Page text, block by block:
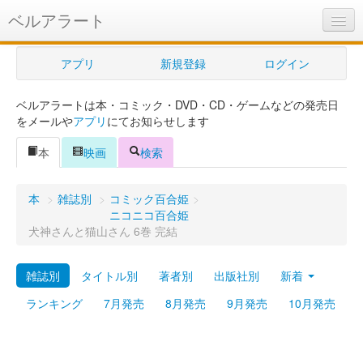
ベルアラート
ベルアラートとは
ヘルプ
新規登録
ログイン
プレミアム
アプリ 新規登録 ログイン
ベルアラートは本・コミック・DVD・CD・ゲームなどの発売日
をメールやアプリ にてお知らせします
本
映画 検索
本 > 雑誌別 > コミック百合姫
ニコニコ百合姫
>
犬神さんと猫山さん 6巻 完結
雑誌別 タイトル別 著者別 出版社別
新着
ランキング
7月発売 8月発売 9月発売 10月発売